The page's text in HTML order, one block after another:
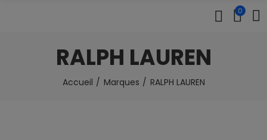
0
RALPH LAUREN
Accueil Marques RALPH LAUREN